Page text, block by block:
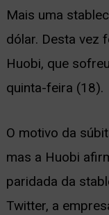
Mais uma
dólar. Desta vez
Huobi, que
quinta-feira (18).
O motivo da
mas a Huobi
paridada da
Twitter, a